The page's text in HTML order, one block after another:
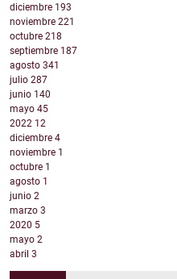
diciembre 193
noviembre 221
octubre 218
septiembre 187
agosto 341
julio 287
junio 140
mayo 45
2022 12
diciembre 4
noviembre 1
octubre 1
agosto 1
junio 2
marzo 3
2020 5
mayo 2
abril 3